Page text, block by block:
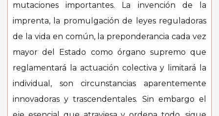
mutaciones importantes. La invención de la
imprenta, la promulgación de leyes reguladoras
de la vida en común, la preponderancia cada vez
mayor del Estado como órgano supremo que
reglamentará la actuación colectiva y limitará la
individual, son circunstancias aparentemente
innovadoras y trascendentales. Sin embargo el